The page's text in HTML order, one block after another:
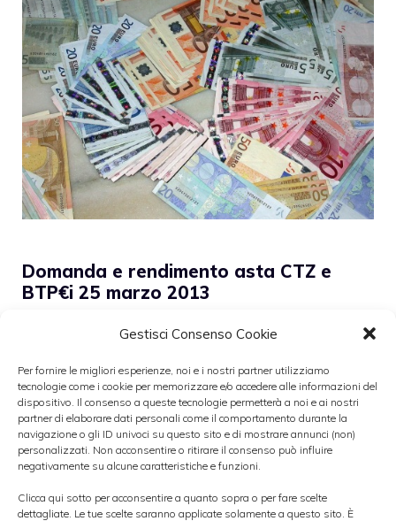
Gestisci Consenso Cookie
Per fornire le migliori esperienze, noi e i nostri partner utilizziamo
tecnologie come i cookie per memorizzare e/o accedere alle informazioni del
dispositivo. Il consenso a queste tecnologie permetterà a noi e ai nostri
partner di elaborare dati personali come il comportamento durante la
navigazione o gli ID univoci su questo sito e di mostrare annunci (non)
personalizzati. Non acconsentire o ritirare il consenso può influire
negativamente su alcune caratteristiche e funzioni.
Clicca qui sotto per acconsentire a quanto sopra o per fare scelte
dettagliate. Le tue scelte saranno applicate solamente a questo sito. È
Domanda e rendimento asta CTZ e
BTP€i 25 marzo 2013